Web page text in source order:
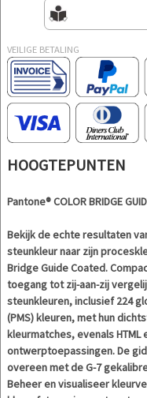
VEILIGE BETALING
HOOGTEPUNTEN
Pantone® COLOR BRIDGE
Bekijk de echte resultaten
steunkleur naar zijn
Bridge Guide Coated.
toegang tot zij-aan-zij
steunkleuren, inclusief 224
(PMS) kleuren, met hun
kleurmatches, evenals
ontwerptoepassingen. De
overeen met de G-7
Beheer en visualiseer